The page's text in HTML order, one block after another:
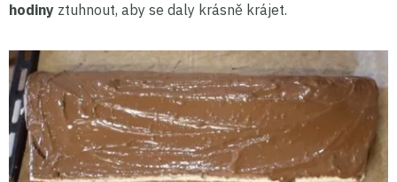
hodiny ztuhnout, aby se daly krásně krájet.